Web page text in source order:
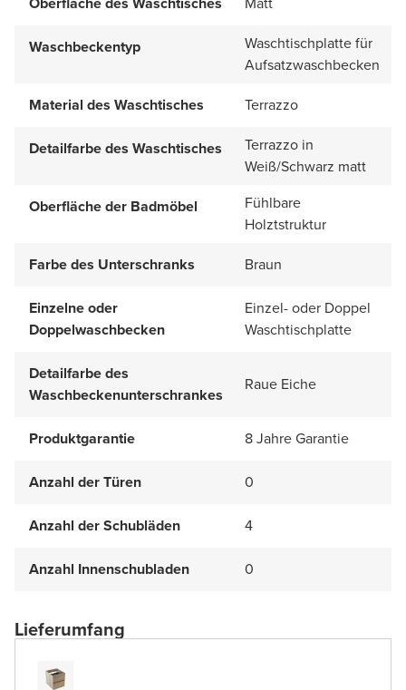
Waschbeckentyp
Waschtischplatte für
Aufsatzwaschbecken
Material des Waschtisches
Terrazzo
Detailfarbe des Waschtisches
Terrazzo in
Weiß/Schwarz matt
Oberfläche der Badmöbel
Fühlbare
Holztstruktur
Farbe des Unterschranks
Braun
Einzelne oder
Doppelwaschbecken
Einzel- oder Doppel
Waschtischplatte
Detailfarbe des
Waschbeckenunterschrankes
Raue Eiche
Produktgarantie 8 Jahre Garantie
Anzahl der Türen 0
Anzahl der Schubläden 4
Anzahl Innenschubladen 0
Lieferumfang